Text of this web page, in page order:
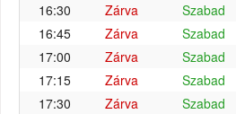
16:30 Zárva Szabad
16:45
Zárva Szabad
17:00
Zárva Szabad
17:15
Zárva Szabad
17:30
Zárva Szabad